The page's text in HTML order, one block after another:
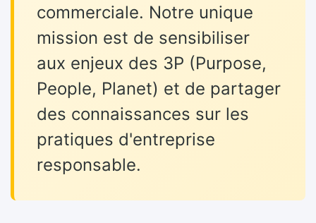
commerciale. Notre unique
mission est de sensibiliser
aux enjeux des 3P (Purpose,
People, Planet) et de partager
des connaissances sur les
pratiques d'entreprise
responsable.